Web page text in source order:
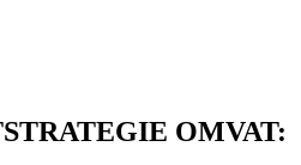
OMVAT: